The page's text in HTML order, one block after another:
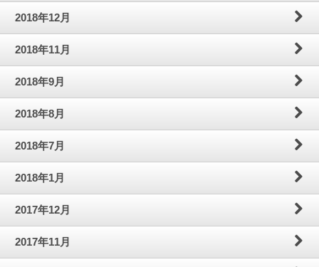
2018年12月
2018年11月
2018年9月
2018年8月
2018年7月
2018年1月
2017年12月
2017年11月